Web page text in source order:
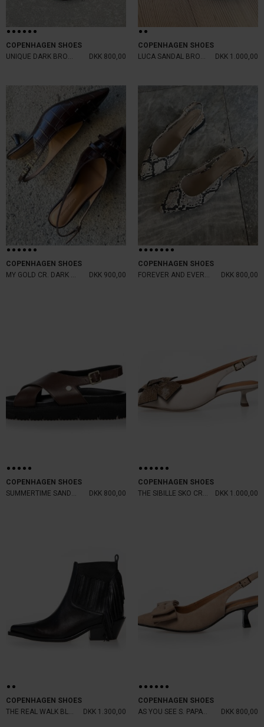
COPENHAGEN SHOES
UNIQUE DARK BROWN
DKK 800,00
COPENHAGEN SHOES
LUCA SANDAL BROWN
DKK 1.000,00
COPENHAGEN SHOES
MY GOLD CR. DARK BROWN
DKK 900,00
COPENHAGEN SHOES
FOREVER AND EVER BLACK/CREAM
DKK 800,00
COPENHAGEN SHOES
SUMMERTIME SANDAL BROWN
DKK 800,00
COPENHAGEN SHOES
THE SIBILLE SKO CREAM
DKK 1.000,00
COPENHAGEN SHOES
THE REAL WALK BLACK
DKK 1.300,00
COPENHAGEN SHOES
AS YOU SEE S. PAPAYA
DKK 800,00